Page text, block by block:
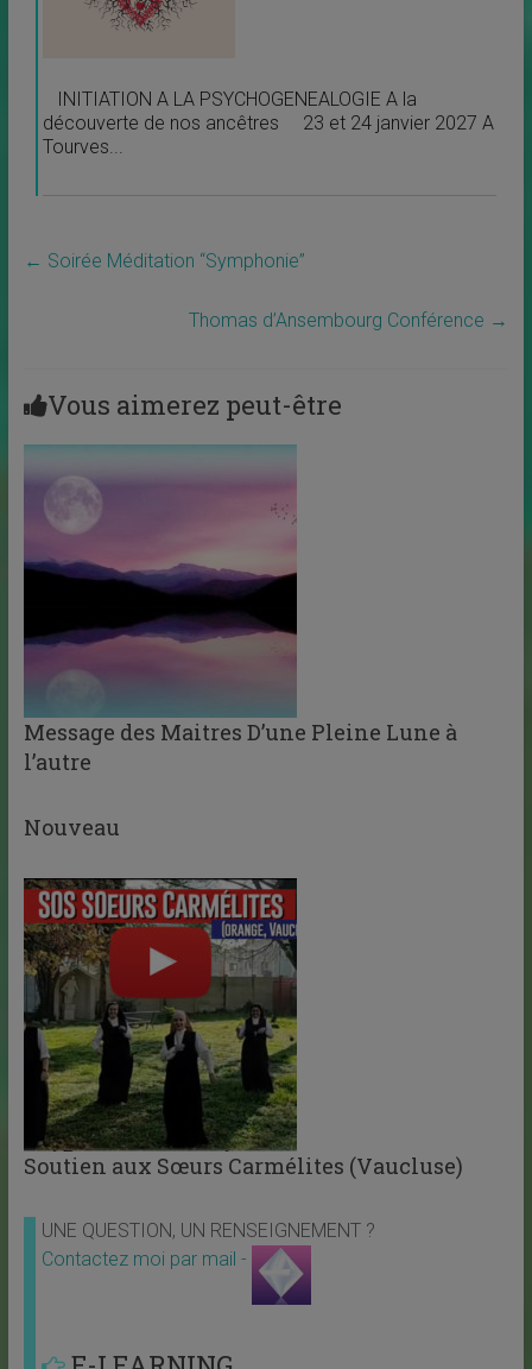
INITIATION A LA PSYCHOGENEALOGIE A la
découverte de nos ancêtres 23 et 24 janvier 2027 A
Tourves...
← Soirée Méditation “Symphonie”
Thomas d’Ansembourg Conférence →
Vous aimerez peut-être
Message des Maitres D’une Pleine Lune à
l’autre
Nouveau
Soutien aux Sœurs Carmélites (Vaucluse)
UNE QUESTION, UN RENSEIGNEMENT ?
Contactez moi par mail -